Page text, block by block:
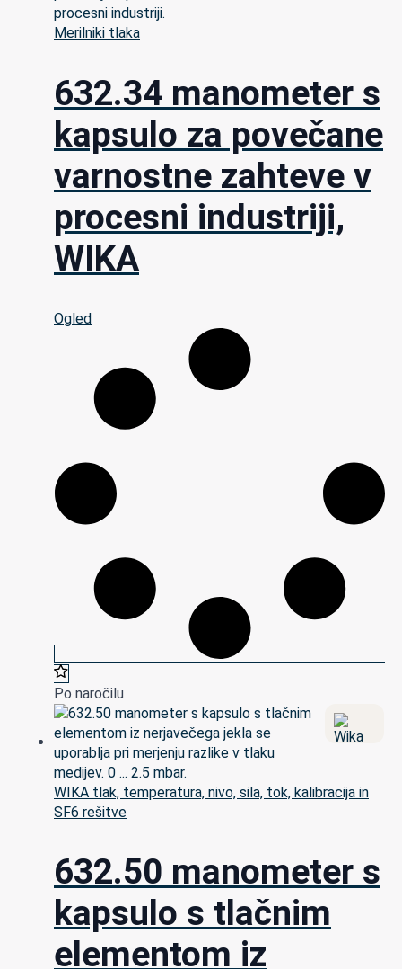
Merilniki tlaka
632.34 manometer s
kapsulo za povečane
varnostne zahteve v
procesni industriji,
WIKA
Ogled
Po naročilu
WIKA tlak, temperatura, nivo, sila, tok, kalibracija in
SF6 rešitve
632.50 manometer s
kapsulo s tlačnim
elementom iz